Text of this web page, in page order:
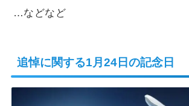
…などなど
追悼に関する1月24日の記念日